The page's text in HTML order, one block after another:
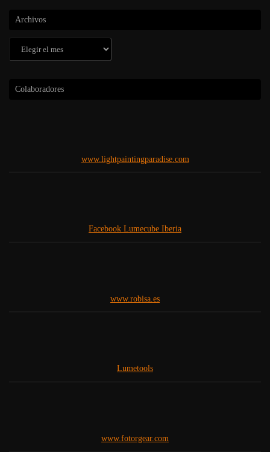
Archivos
Colaboradores
www.lightpaintingparadise.com
Facebook Lumecube Iberia
www.robisa.es
Lumetools
www.fotorgear.com